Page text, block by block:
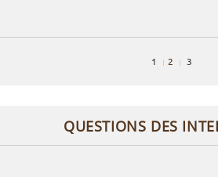
1 2 3
QUESTIONS DES